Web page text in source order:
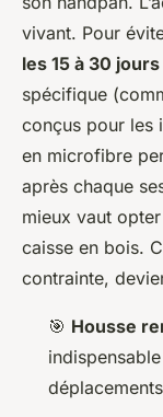
vivant. Pour
les 15 à 30 jours
spécifique
conçus pour les
en microfibre
après chaque
mieux vaut
caisse en bois.
contrainte,
🎯 Housse
déplacements